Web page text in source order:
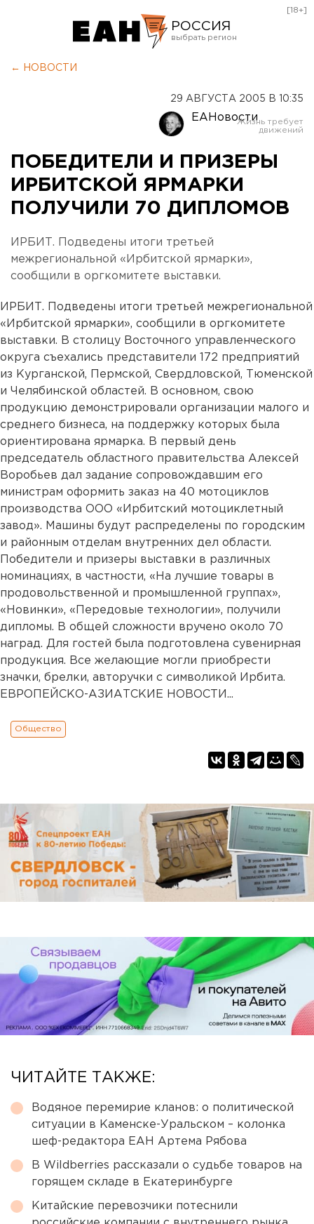
РОССИЯ
Оренбург
[18+]
← НОВОСТИ
29 АВГУСТА 2005 В 10:35
ЕАНовости
ПОБЕДИТЕЛИ И ПРИЗЕРЫ
ИРБИТСКОЙ ЯРМАРКИ
ПОЛУЧИЛИ 70 ДИПЛОМОВ
ИРБИТ. Подведены итоги третьей
межрегиональной «Ирбитской ярмарки»,
сообщили в оргкомитете выставки.
ИРБИТ. Подведены итоги третьей межрегиональной
«Ирбитской ярмарки», сообщили в оргкомитете
выставки. В столицу Восточного управленческого
округа съехались представители 172 предприятий
из Курганской, Пермской, Свердловской, Тюменской
и Челябинской областей. В основном, свою
продукцию демонстрировали организации малого и
среднего бизнеса, на поддержку которых была
ориентирована ярмарка. В первый день
председатель областного правительства Алексей
Воробьев дал задание сопровождавшим его
министрам оформить заказ на 40 мотоциклов
производства ООО «Ирбитский мотоциклетный
завод». Машины будут распределены по городским
и районным отделам внутренних дел области.
Победители и призеры выставки в различных
номинациях, в частности, «На лучшие товары в
продовольственной и промышленной группах»,
«Новинки», «Передовые технологии», получили
дипломы. В общей сложности вручено около 70
наград. Для гостей была подготовлена сувенирная
продукция. Все желающие могли приобрести
значки, брелки, авторучки с символикой Ирбита.
ЕВРОПЕЙСКО-АЗИАТСКИЕ НОВОСТИ...
Общество
ЧИТАЙТЕ ТАКЖЕ:
Водяное перемирие кланов: о политической
ситуации в Каменске-Уральском – колонка
шеф-редактора ЕАН Артема Рябова
В Wildberries рассказали о судьбе товаров на
горящем складе в Екатеринбурге
Китайские перевозчики потеснили